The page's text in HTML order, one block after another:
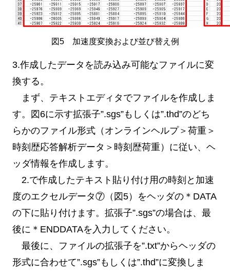
図5 加速度変換および並び替え例
3.作成したデータを読み込み可能なファイルに変
換する。
まず、テキストエディタでファイルを作成しま
す。図6に示す拡張子”.sgs”もしくは”.thd”のどち
らかのファイル形式（オンラインヘルプ＞荷重＞
時刻歴応答解析データ＞時刻歴荷重）に従い、ヘ
ッダ情報を作成します。
2.で作成したテキスト貼り付け用の時刻と加速
度のエクセルデータ⑦（図5）をヘッダの＊DATA
の下に貼り付けます。拡張子”.sgs”の場合は、最
後に＊ENDDATAを入力してください。
最後に、ファイルの拡張子を”.txt”からヘッダの
形式に合わせて”.sgs”もしくは”.thd”に変換しま